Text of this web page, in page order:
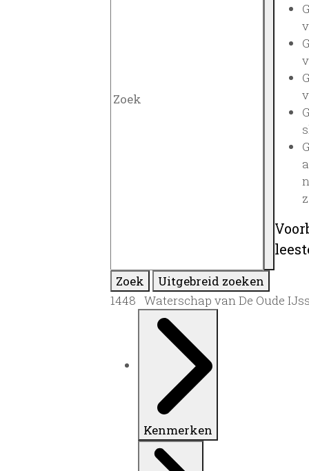
Zoek
Uitgebreid zoeken
1448 Waterschap van De Oude
Kenmerken